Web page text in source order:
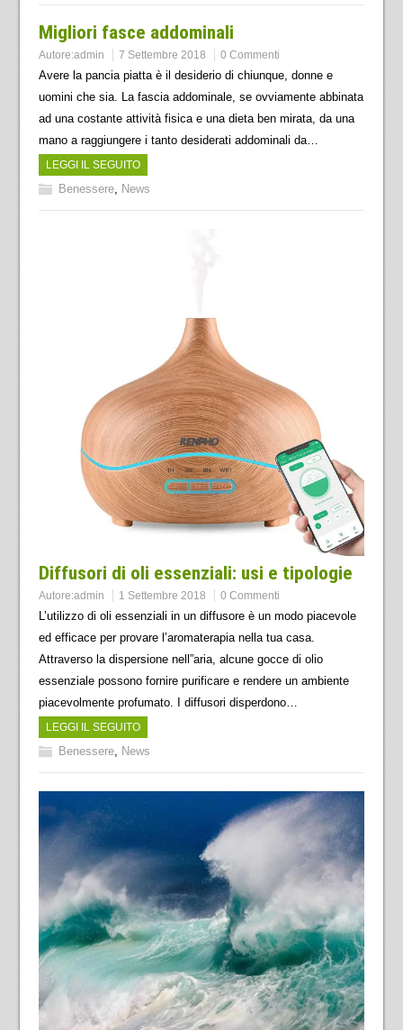
Migliori fasce addominali
Autore:admin 7 Settembre 2018 0 Commenti
Avere la pancia piatta è il desiderio di chiunque, donne e
uomini che sia. La fascia addominale, se ovviamente abbinata
ad una costante attività fisica e una dieta ben mirata, da una
mano a raggiungere i tanto desiderati addominali da…
LEGGI IL SEGUITO
Benessere, News
Diffusori di oli essenziali: usi e tipologie
Autore:admin 1 Settembre 2018 0 Commenti
L’utilizzo di oli essenziali in un diffusore è un modo piacevole
ed efficace per provare l’aromaterapia nella tua casa.
Attraverso la dispersione nell”aria, alcune gocce di olio
essenziale possono fornire purificare e rendere un ambiente
piacevolmente profumato. I diffusori disperdono…
LEGGI IL SEGUITO
Benessere, News